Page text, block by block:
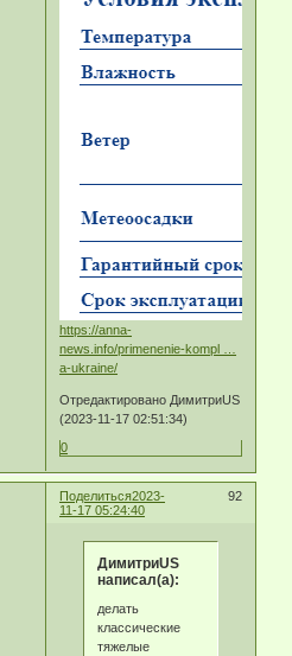
https://anna-
news.info/primenenie-kompl …
a-ukraine/
Отредактировано ДимитриUS
(2023-11-17 02:51:34)
0
Поделиться 92
2023-
11-17 05:24:40
ДимитриUS
написал(а):
делать
классические
тяжелые